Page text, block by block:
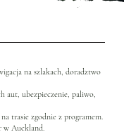
na szlakach, doradztwo
aut, ubezpieczenie, paliwo,
trasie zgodnie z programem.
w Auckland.